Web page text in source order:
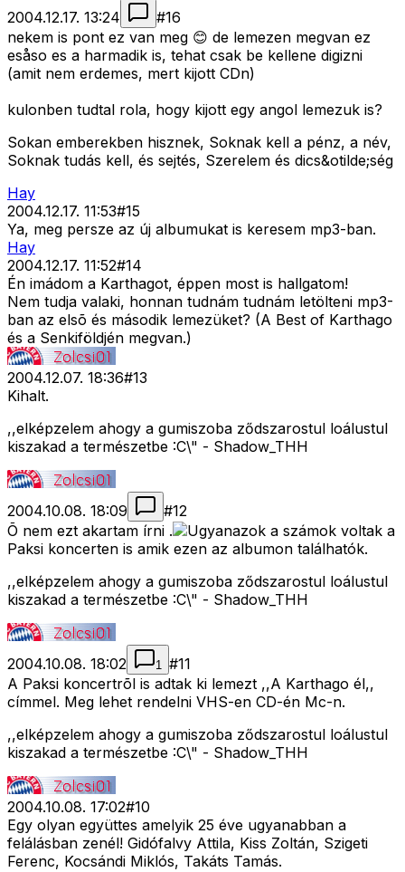
2004.12.17. 13:24 #16
nekem is pont ez van meg 😊 de lemezen megvan ez
esåso es a harmadik is, tehat csak be kellene digizni
(amit nem erdemes, mert kijott CDn)
kulonben tudtal rola, hogy kijott egy angol lemezuk is?
Sokan emberekben hisznek, Soknak kell a pénz, a név,
Soknak tudás kell, és sejtés, Szerelem és dics&otilde;ség
Hay
2004.12.17. 11:53#15
Ya, meg persze az új albumukat is keresem mp3-ban.
Hay
2004.12.17. 11:52#14
Én imádom a Karthagot, éppen most is hallgatom!
Nem tudja valaki, honnan tudnám tudnám letölteni mp3-
ban az elsõ és második lemezüket? (A Best of Karthago
és a Senkiföldjén megvan.)
2004.12.07. 18:36#13
Kihalt.
,,elképzelem ahogy a gumiszoba ződszarostul loálustul
kiszakad a természetbe :C\" - Shadow_THH
2004.10.08. 18:09 #12
Õ nem ezt akartam írni .
Ugyanazok a számok voltak a
Paksi koncerten is amik ezen az albumon találhatók.
,,elképzelem ahogy a gumiszoba ződszarostul loálustul
kiszakad a természetbe :C\" - Shadow_THH
2004.10.08. 18:02 1 #11
A Paksi koncertrõl is adtak ki lemezt ,,A Karthago él,,
címmel. Meg lehet rendelni VHS-en CD-én Mc-n.
,,elképzelem ahogy a gumiszoba ződszarostul loálustul
kiszakad a természetbe :C\" - Shadow_THH
2004.10.08. 17:02#10
Egy olyan együttes amelyik 25 éve ugyanabban a
felálásban zenél! Gidófalvy Attila, Kiss Zoltán, Szigeti
Ferenc, Kocsándi Miklós, Takáts Tamás.